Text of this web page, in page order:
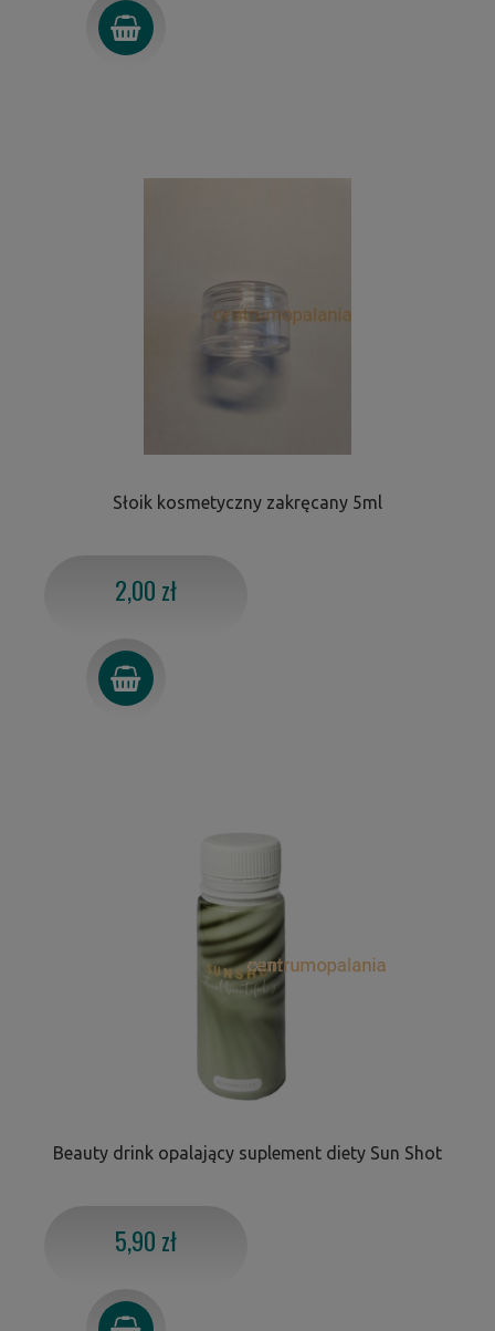
Słoik kosmetyczny zakręcany 5ml
2,00 zł
Beauty drink opalający suplement diety Sun Shot
5,90 zł